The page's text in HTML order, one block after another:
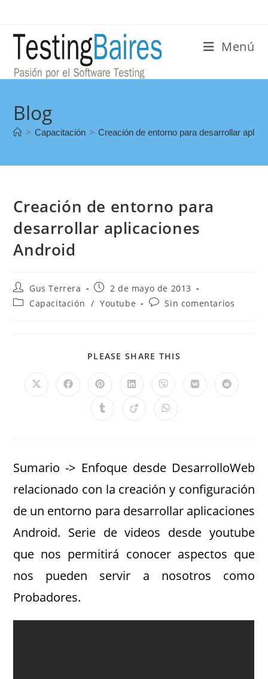
Menú
Blog
> Capacitación > Creación de entorno para desarrollar
Creación de entorno para
desarrollar aplicaciones
Android
Gus Terrera
2 de mayo de 2013
Capacitación / Youtube Sin comentarios
PLEASE SHARE THIS
Sumario -> Enfoque desde DesarrolloWeb
relacionado con la creación y configuración
de un entorno para desarrollar aplicaciones
Android. Serie de videos desde youtube
que nos permitirá conocer aspectos que
nos pueden servir a nosotros como
Probadores.